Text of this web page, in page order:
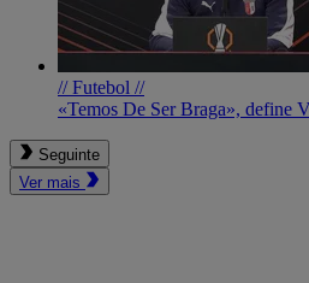
// Futebol //
«Temos De Ser Braga», define
Seguinte
Ver mais